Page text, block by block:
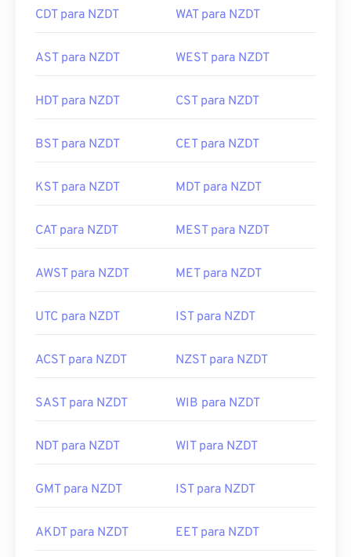
CDT para NZDT WAT para NZDT
AST para NZDT WEST para NZDT
HDT para NZDT CST para NZDT
BST para NZDT CET para NZDT
KST para NZDT MDT para NZDT
CAT para NZDT MEST para NZDT
AWST para NZDT MET para NZDT
UTC para NZDT IST para NZDT
ACST para NZDT NZST para NZDT
SAST para NZDT WIB para NZDT
NDT para NZDT WIT para NZDT
GMT para NZDT IST para NZDT
AKDT para NZDT EET para NZDT